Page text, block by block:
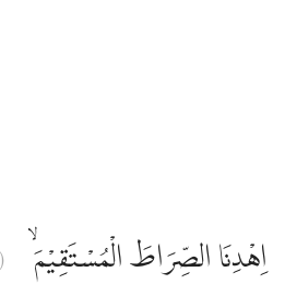
اِهْدِنَا الصِّرَاطَ الْمُسْتَقِيْمَ ۙ